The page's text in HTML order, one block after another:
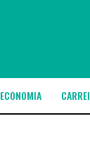
ECONOMIA